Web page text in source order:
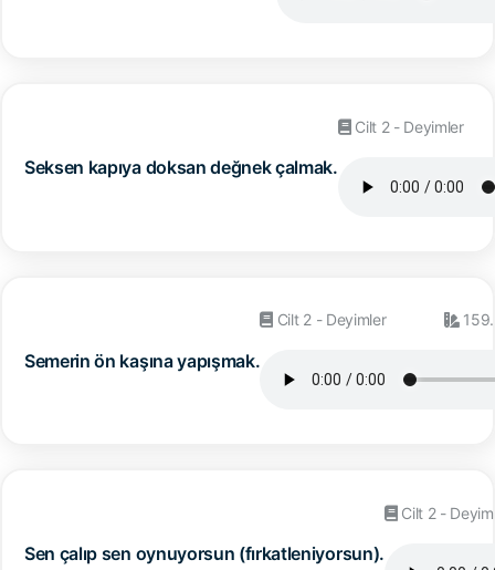
Seksen kapıya doksan değnek çalmak.
Cilt 2 - Deyimler
Semerin ön kaşına yapışmak.
Cilt 2 - Deyimler 159.
Sen çalıp sen oynuyorsun (fırkatleniyorsun).
Cilt 2 -